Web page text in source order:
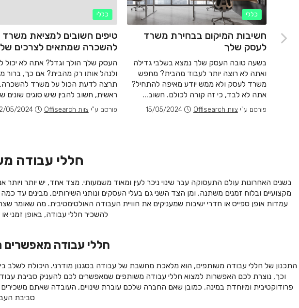
כללי
חשיבות המיקום בבחירת משרד
לעסק שלך
בשעה טובה העסק שלך נמצא בשלבי גדילה
ואתה לא רוצה יותר לעבוד מהבית? מחפש
משרד לעסק ולא ממש יודע מאיפה להתחיל?
אתה לא לבד, כי זה קורה לכולם. חשוב...
פורסם ע"י צוות Offisearch 15/05/2024
כללי
טיפים חשובים למציאת משרד
להשכרה שמתאים לצרכים
העסק שלך הולך וגדל? אתה לא יכול
ולנהל אותו רק מהבית? אם כך, ברור
תרצה לדעת הכול על משרד להשכרה.
ראשית, חשוב להבין שיש סוגים שונים
פורסם ע"י צוות Offisearch 05/2024
חללי עבודה
בשנים האחרונות עולם התעסוקה עבר שינוי ניכר לעין ומאוד משמעותי. מצד אחד, יש יותר ויותר
מקצועיים ובלוח זמנים משתנה. ומן הצד השני גם בעלי העסקים ונותני השירותים, מבינים עד
עמדות אופן ספייס או חדרי ישיבות שמעניקים את חוויית העבודה האולטימטיבית. מה
להשכיר חללי עבודה, באופן זמני
חללי עבודה מאפשרים
התכנון של חללי עבודה משותפים, הוא מלאכת מחשבת של עבודה בסגנון מודרני. היכולת לשלב
וכך, נוצרת לכם האפשרות למצוא חללי עבודה משותפים שמאפשרים לכם להעניק סביבת
פרודוקטיבית ומיוחדת במינה. כמובן שאם החברה שלכם עוברת שינויים, העובדה שאתם
סביבת